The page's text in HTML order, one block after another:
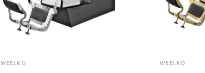
WEELKO WEELKO